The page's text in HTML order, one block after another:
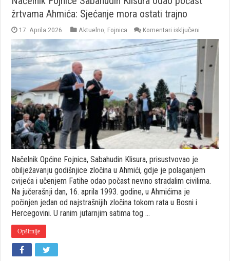
žrtvama Ahmića: Sjećanje mora ostati trajno
17. Aprila 2026. Aktuelno Fojnica Komentari isključeni
Načelnik
Fojnice
Sabahudin
Klisura
odao
Sjećanje
mora
ostati
trajno
Načelnik Općine Fojnica, Sabahudin Klisura, prisustvovao je
obilježavanju godišnjice zločina u Ahmići, gdje je polaganjem
cvijeća i učenjem Fatihe odao počast nevino stradalim civilima.
Na jučerašnji dan, 16. aprila 1993. godine, u Ahmićima je
počinjen jedan od najstrašnijih zločina tokom rata u Bosni i
Hercegovini. U ranim jutarnjim satima tog …
Opširnije